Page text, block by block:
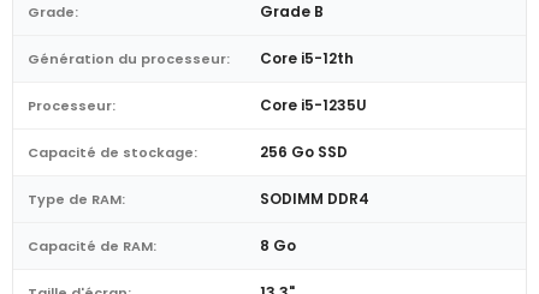
Grade: Grade B
Génération du processeur: Core i5-12th
Processeur: Core i5-1235U
Capacité de stockage: 256 Go SSD
Type de RAM: SODIMM DDR4
Capacité de RAM: 8 Go